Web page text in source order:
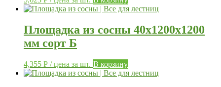
Площадка из сосны 40х1200х1200
мм сорт Б
4,355 Р / цена за шт. В корзину